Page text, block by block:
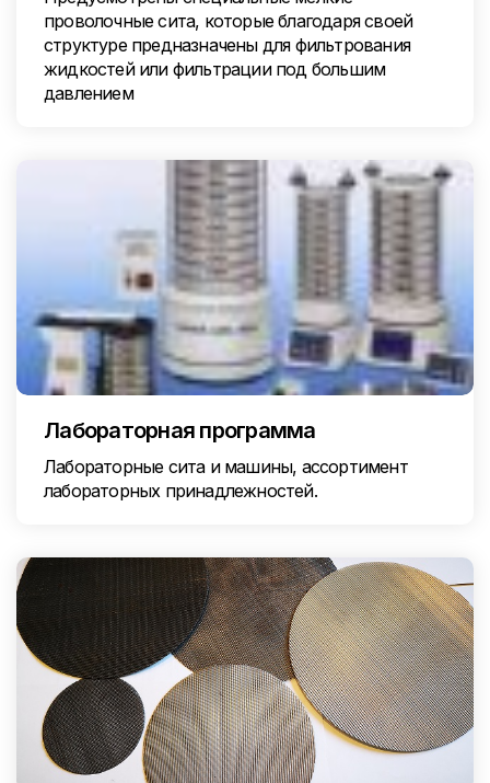
проволочные сита, которые благодаря своей
структуре предназначены для фильтрования
жидкостей или фильтрации под большим
давлением
Лабораторная программа
Лабораторные сита и машины, ассортимент
лабораторных принадлежностей.